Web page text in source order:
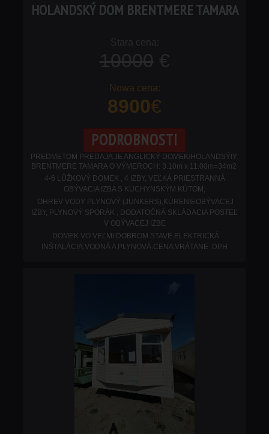
HOLANDSKÝ DOM BRENTMERE TAMARA
10000 €
8900€
PODROBNOSTI
PREDMETOM PREDAJA JE ANGLICKÝ DOMEK/HOLANDSÝIY
BRENTMERE TAMARA O VÝMEROCH: 3.10m x 11.00m=34m2
4-6 LŮŽKOVÝ DOMEK , 4 IZBY, VEĽKÁ PRIESTRANNÁ
OBÝVACIA IZBA S KUCHYNSKÝM KÚTOM,
OHREV VODY PLYNOVÝ (JUNKERS),KÚRENIEOBÝVACEJ
IZBY, PLYNOVÝ SPORÁK , DODATOČNÁ SKLÁDACIA POSTEĽ
V OBÝVACEJ IZBE
DOMEK VO VEĽMI DOBROM STAVE.ELEKTRICKÁ
INŠTALÁCIA,VODNÁ A PLYNOVÁ.CENA VRÁTANE DPH